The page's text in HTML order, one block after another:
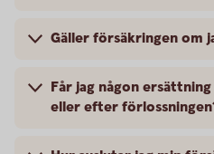
Gäller försäkringen om
Får jag någon
eller efter